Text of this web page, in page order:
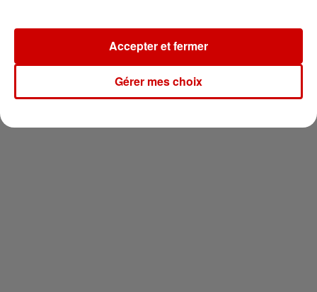
Newsletter
Gérer mes choix
Accepter et fermer